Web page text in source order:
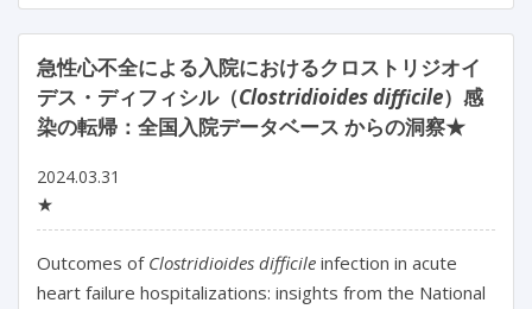
急性心不全による入院におけるクロストリジオイ
デス・ディフィシル（Clostridioides difficile）感
染の転帰：全国入院データベース からの洞察★
2024.03.31
★
Outcomes of Clostridioides difficile infection in acute
heart failure hospitalizations: insights from the National